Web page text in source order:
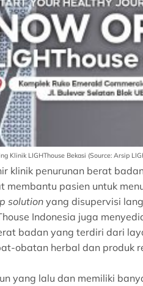
Klinik LIGHThouse Bekasi (Source: Arsip
klinik penurunan berat
membantu pasien untuk
solution yang disupervisi
Indonesia juga
badan yang terdiri dari
obatan herbal dan produk
yang lalu dan memiliki